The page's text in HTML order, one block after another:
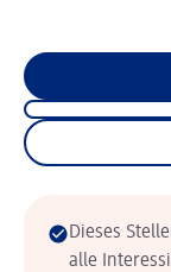
Dieses
alle